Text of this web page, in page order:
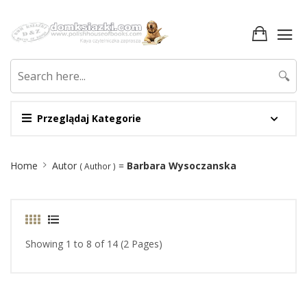
Przeglądaj Kategorie
🔍
Breadcrumb
Home Autor ( Author ) = Barbara Wysoczanska
Showing 1 to 8 of 14 (2 Pages)